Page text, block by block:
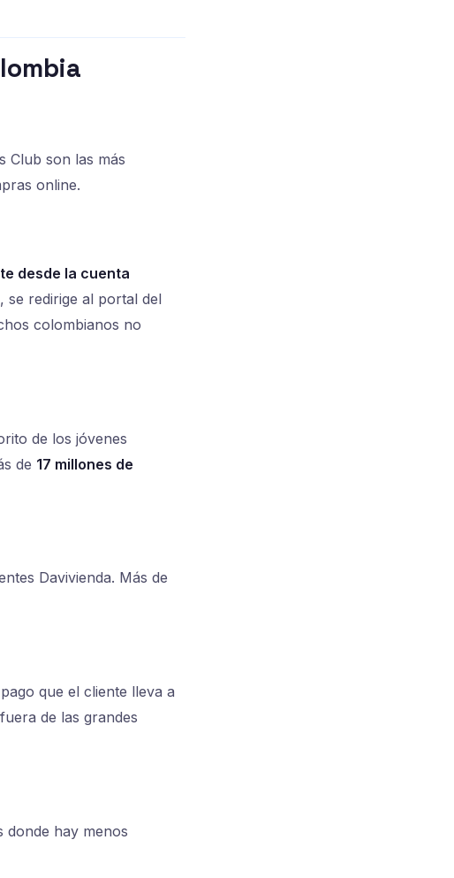
Club son las más
online.
desde la cuenta
se redirige al portal del
colombianos no
de los jóvenes
de 17 millones de
Davivienda. Más de
que el cliente lleva a
de las grandes
donde hay menos